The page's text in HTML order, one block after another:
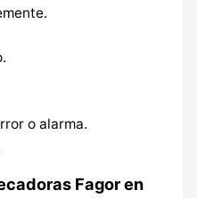
o alarma.
Fagor en